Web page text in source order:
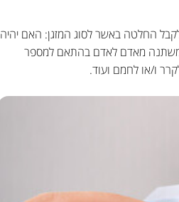
לקבל החלטה באשר לסוג המזגן: האם יהיה
ומשתנה מאדם לאדם בהתאם למספר
ו/או לחמם ועוד.